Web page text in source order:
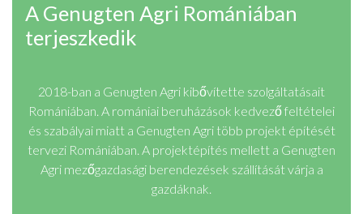
A Genugten Agri Romániában
terjeszkedik
2018-ban a Genugten Agri kibővítette szolgáltatásait
Romániában. A romániai beruházások kedvező feltételei
és szabályai miatt a Genugten Agri több projekt építését
tervezi Romániában. A projektépítés mellett a Genugten
Agri mezőgazdasági berendezések szállítását várja a
gazdáknak.